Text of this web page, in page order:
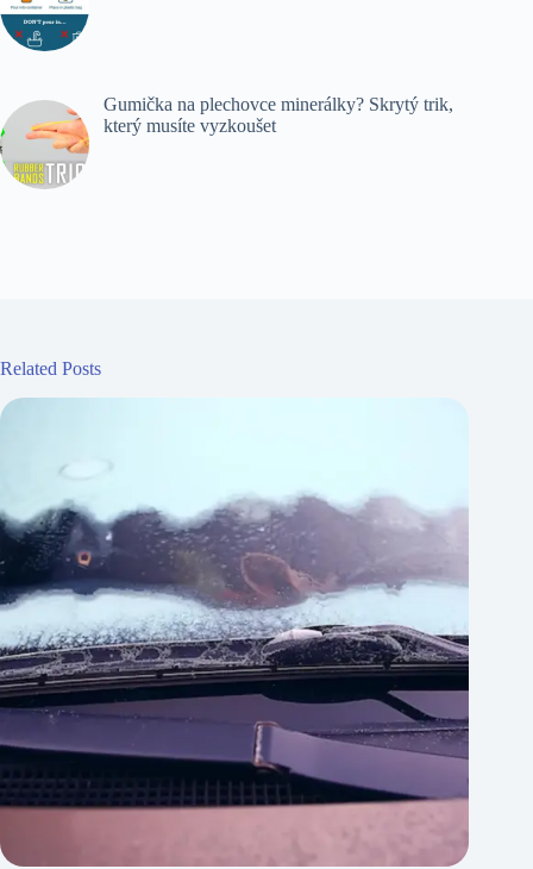
Gumička na plechovce minerálky? Skrytý trik,
který musíte vyzkoušet
Related Posts